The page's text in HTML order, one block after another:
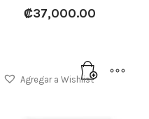
₡37,000.00
Agregar a Wishlist